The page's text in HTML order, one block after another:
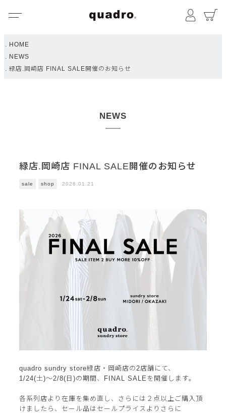
マイペ
HOME
NEWS
緑店.岡崎店 FINAL SALE開催のお知らせ
NEWS
緑店.岡崎店 FINAL SALE開催のお知らせ
sale shop 2026.01.21
quadro sundry store緑店・岡崎店の2店舗にて、
1/24(土)〜2/8(日)の期間、FINAL SALEを開催します。
各系列店より在庫を集め直し、さらには２点以上ご購入頂
けましたら、セール品はセールプライスよりさらに